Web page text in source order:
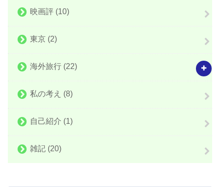
映画評 (10)
東京 (2)
海外旅行 (22)
私の考え (8)
自己紹介 (1)
雑記 (20)